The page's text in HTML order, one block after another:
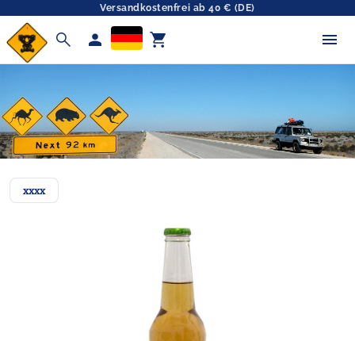
Versandkostenfrei ab 40 € (DE)
search person shopping_cart
xxxx